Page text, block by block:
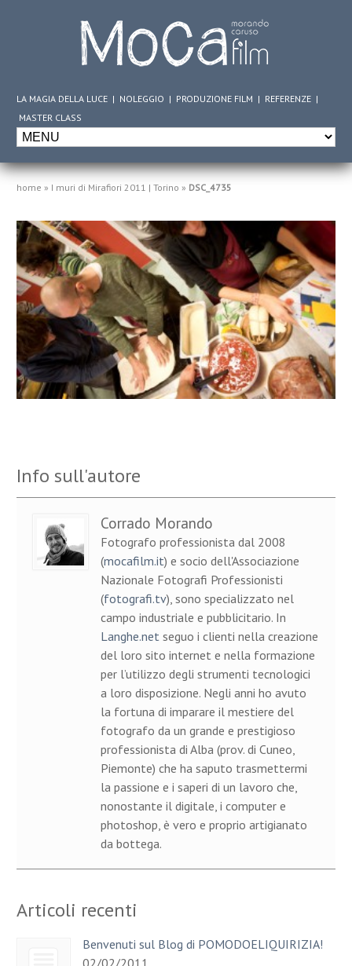
LA MAGIA DELLA LUCE | NOLEGGIO | PRODUZIONE FILM | REFERENZE |
MASTER CLASS
home » I muri di Mirafiori 2011 | Torino » DSC_4735
Info sull'autore
Corrado Morando
Fotografo professionista dal 2008
(mocafilm.it) e socio dell'Associazione
Nazionale Fotografi Professionisti
(fotografi.tv), sono specializzato nel
campo industriale e pubblicitario. In
Langhe.net seguo i clienti nella creazione
del loro sito internet e nella formazione
per l’utilizzo degli strumenti tecnologici
a loro disposizione. Negli anni ho avuto
la fortuna di imparare il mestiere del
fotografo da un grande e prestigioso
professionista di Alba (prov. di Cuneo,
Piemonte) che ha saputo trasmettermi
la passione e i saperi di un lavoro che,
nonostante il digitale, i computer e
photoshop, è vero e proprio artigianato
da bottega.
Articoli recenti
Benvenuti sul Blog di POMODOELIQUIRIZIA!
02/02/2011